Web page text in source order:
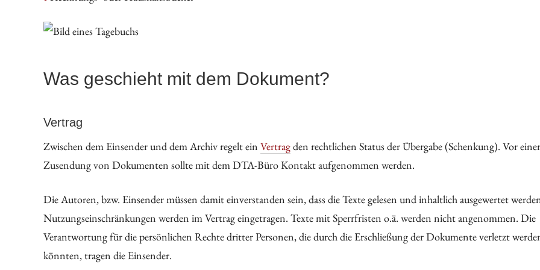
Was geschieht mit dem Dokument?
Vertrag
Zwischen dem Einsender und dem Archiv regelt ein Vertragden rechtlichen Status der Übergabe (Schenkung). Vor einer
Zusendung von Dokumenten sollte mit dem DTA-Büro Kontakt aufgenommen werden.
Die Autoren, bzw. Einsender müssen damit einverstanden sein, dass die Texte gelesen und inhaltlich ausgewertet
Nutzungseinschränkungen werden im Vertrag eingetragen. Texte mit Sperrfristen o.ä. werden nicht angenommen. Die
Verantwortung für die persönlichen Rechte dritter Personen, die durch die Erschließung der Dokumente verletzt
könnten, tragen die Einsender.